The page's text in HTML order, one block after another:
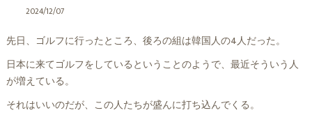
2024/12/07
先日、ゴルフに行ったところ、後ろの組は韓国人の4人だった。
日本に来てゴルフをしているということのようで、最近そういう人
が増えている。
それはいいのだが、この人たちが盛んに打ち込んでくる。